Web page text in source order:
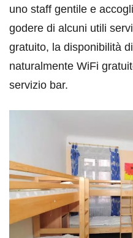
uno staff gentile e
godere di alcuni utili
gratuito, la disponibilità
naturalmente WiFi
servizio bar.